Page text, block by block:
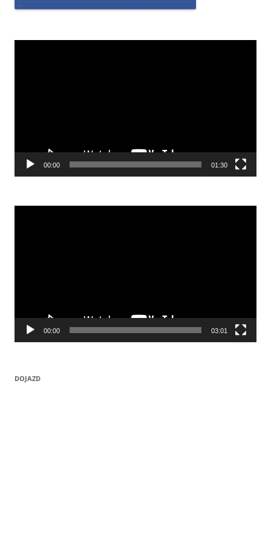
Odtwarzacz
00:00 01:30
Odtwarzacz
00:00 03:01
DOJAZD